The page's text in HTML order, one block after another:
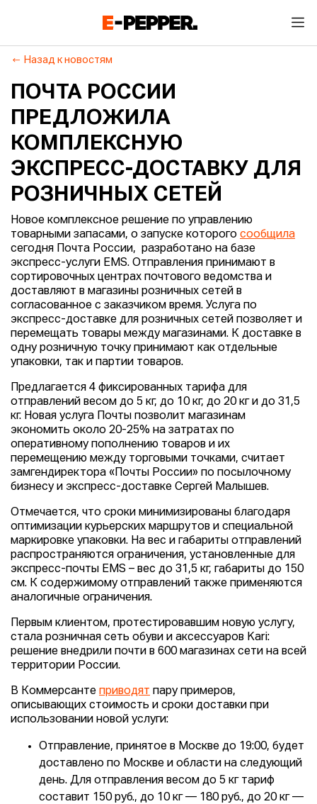
Назад к новостям
ПОЧТА РОССИИ
ПРЕДЛОЖИЛА
КОМПЛЕКСНУЮ
ЭКСПРЕСС-ДОСТАВКУ ДЛЯ
РОЗНИЧНЫХ СЕТЕЙ
Новое комплексное решение по управлению
товарными запасами, о запуске которого сообщила
сегодня Почта России, разработано на базе
экспресс-услуги EMS. Отправления принимают в
сортировочных центрах почтового ведомства и
доставляют в магазины розничных сетей в
согласованное с заказчиком время. Услуга по
экспресс-доставке для розничных сетей позволяет и
перемещать товары между магазинами. К доставке в
одну розничную точку принимают как отдельные
упаковки, так и партии товаров.
Предлагается 4 фиксированных тарифа для
отправлений весом до 5 кг, до 10 кг, до 20 кг и до 31,5
кг. Новая услуга Почты позволит магазинам
экономить около 20-25% на затратах по
оперативному пополнению товаров и их
перемещению между торговыми точками, считает
замгендиректора «Почты России» по посылочному
бизнесу и экспресс-доставке Сергей Малышев.
Отмечается, что сроки минимизированы благодаря
оптимизации курьерских маршрутов и специальной
маркировке упаковки. На вес и габариты отправлений
распространяются ограничения, установленные для
экспресс-почты EMS – вес до 31,5 кг, габариты до 150
см. К содержимому отправлений также применяются
аналогичные ограничения.
Первым клиентом, протестировавшим новую услугу,
стала розничная сеть обуви и аксессуаров Kari:
решение внедрили почти в 600 магазинах сети на всей
территории России.
В Коммерсанте приводят пару примеров,
описывающих стоимость и сроки доставки при
использовании новой услуги:
Отправление, принятое в Москве до 19:00, будет
доставлено по Москве и области на следующий
день. Для отправления весом до 5 кг тариф
составит 150 руб., до 10 кг — 180 руб., до 20 кг —